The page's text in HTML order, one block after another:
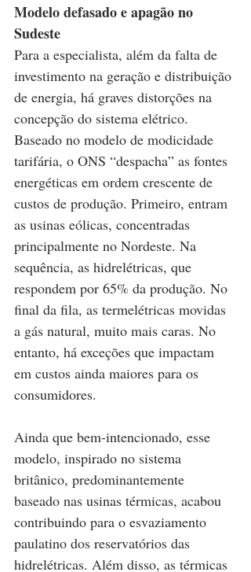
Modelo defasado e apagão no
Sudeste
Para a especialista, além da falta de
investimento na geração e distribuição
de energia, há graves distorções na
concepção do sistema elétrico.
Baseado no modelo de modicidade
tarifária, o ONS “despacha” as fontes
energéticas em ordem crescente de
custos de produção. Primeiro, entram
as usinas eólicas, concentradas
principalmente no Nordeste. Na
sequência, as hidrelétricas, que
respondem por 65% da produção. No
final da fila, as termelétricas movidas
a gás natural, muito mais caras. No
entanto, há exceções que impactam
em custos ainda maiores para os
consumidores.
Ainda que bem-intencionado, esse
modelo, inspirado no sistema
britânico, predominantemente
baseado nas usinas térmicas, acabou
contribuindo para o esvaziamento
paulatino dos reservatórios das
hidrelétricas. Além disso, as térmicas